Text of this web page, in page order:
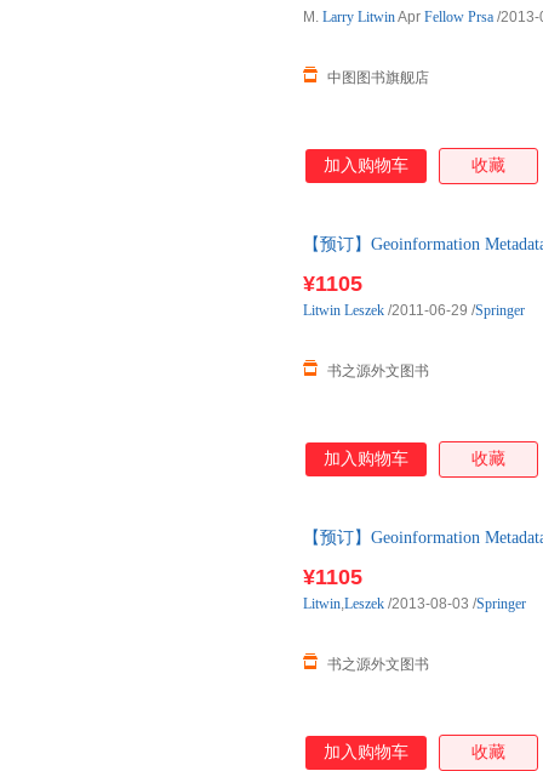
中图图书旗舰店
M. Larry LitwinApr Fellow Prsa /2013-
加入购物车 收藏
【预订】Geoinformation
¥1105
书之源外文图书
Litwin Leszek /2011-06-29 /Springer
加入购物车 收藏
【预订】Geoinformation
¥1105
书之源外文图书
Litwin,Leszek /2013-08-03 /Springer
加入购物车 收藏